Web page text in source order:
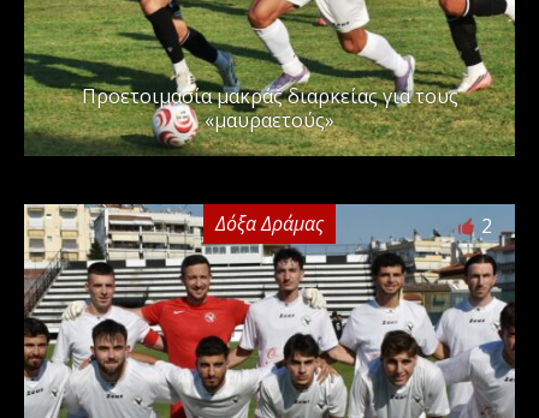
Προετοιμασία μακράς διαρκείας για τους
«μαυραετούς»
Δόξα Δράμας 2